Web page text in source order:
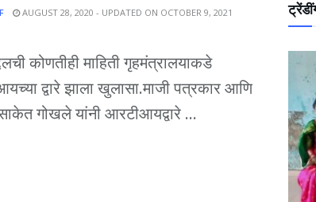
AUGUST 28, 2020 - UPDATED ON OCTOBER 9, 2021
कोणतीही माहिती गृहमंत्रालयाकडे
द्वारे झाला खुलासा.माजी पत्रकार आणि
गोखले यांनी आरटीआयद्वारे ...